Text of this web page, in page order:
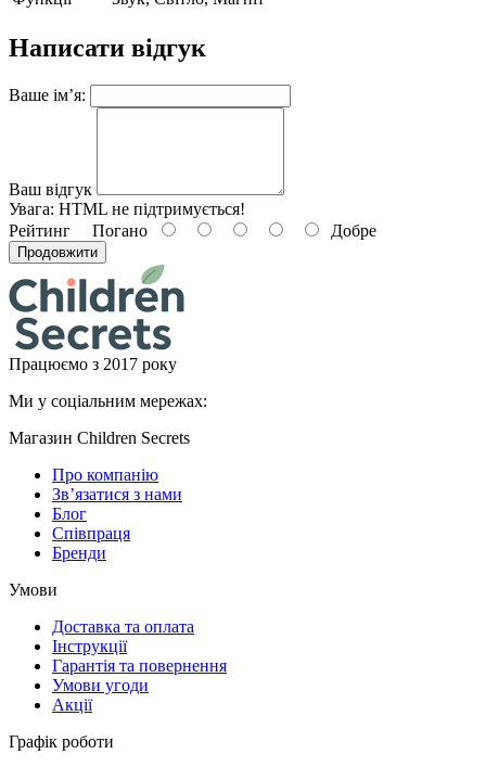
Написати відгук
Ваше ім’я:
Ваш відгук
Увага: HTML не підтримується!
Рейтинг Погано Добре
Продовжити
Працюємо з 2017 року
Ми у соціальним мережах:
Магазин Children Secrets
Про компанію
Зв’язатися з нами
Блог
Співпраця
Бренди
Умови
Доставка та оплата
Інструкції
Гарантія та повернення
Умови угоди
Акції
Графік роботи